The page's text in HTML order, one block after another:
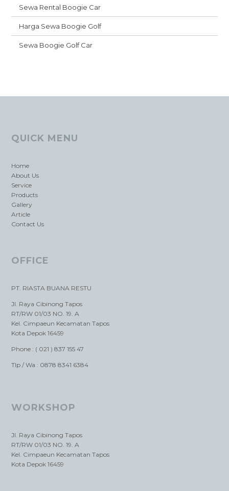
Sewa Rental Boogie Car
Harga Sewa Boogie Golf
Sewa Boogie Golf Car
QUICK MENU
Home
About Us
Service
Products
Gallery
Article
Contact Us
OFFICE
PT. RIASTA BUANA RESTU
Jl. Raya Cibinong Tapos
RT/RW 01/03 NO. 19. A
Kel. Cimpaeun Kecamatan Tapos
Kota Depok 16459
Phone : ( 021 ) 837 155 47
Tlp / Wa : 0878 8341 6384
WORKSHOP
Jl. Raya Cibinong Tapos
RT/RW 01/03 NO. 19. A
Kel. Cimpaeun Kecamatan Tapos
Kota Depok 16459